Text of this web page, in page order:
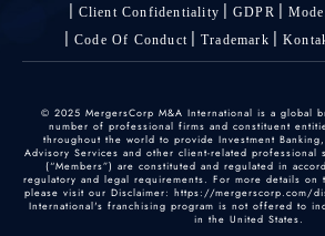
Client Confidentiality
GDPR
Code Of Conduct
Trademark
© 2025 MergersCorp M&A International is a global
number of professional firms and constituent
throughout the world to provide Investment
Advisory Services and other client-related professional
(“Members”) are constituted and regulated in
regulatory and legal requirements. For more details
please visit our Disclaimer: https://mergerscorp.com/
International's franchising program is not offered to
in the United States.